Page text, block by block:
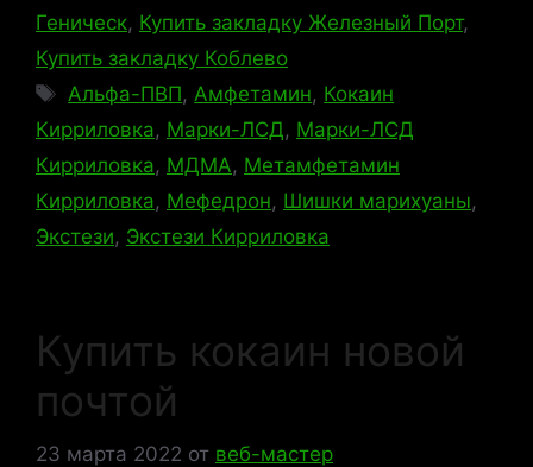
Геническ, Купить закладку Железный Порт,
Купить закладку Коблево
Метки
Альфа-ПВП,Амфетамин, Кокаин
Кирриловка, Марки-ЛСД, Марки-ЛСД
Кирриловка, МДМА, Метамфетамин
Кирриловка, Мефедрон, Шишки марихуаны,
Экстези, Экстези Кирриловка
Купить кокаин новой
почтой
23 марта 2022 от веб-мастер